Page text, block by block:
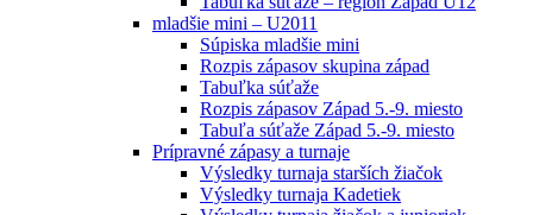
mladšie mini – U2011
Súpiska mladšie mini
Rozpis zápasov skupina západ
Tabuľka súťaže
Rozpis zápasov Západ 5.-9. miesto
Tabuľa súťaže Západ 5.-9. miesto
Prípravné zápasy a turnaje
Výsledky turnaja starších žiačok
Výsledky turnaja Kadetiek